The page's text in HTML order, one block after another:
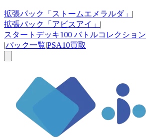
拡張パック 「ストームエメラルダ」 |
拡張パック
「アビスアイ」 |
スタートデッキ100 バトルコレクション
|パック一覧|PSA10買取